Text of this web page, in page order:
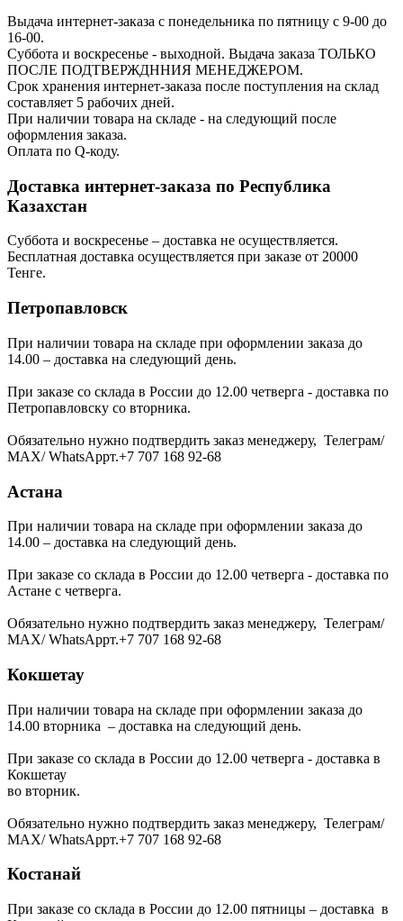
Выдача интернет-заказа с понедельника по пятницу с 9-00 до
16-00.
Суббота и воскресенье - выходной. Выдача заказа ТОЛЬКО
ПОСЛЕ ПОДТВЕРЖДННИЯ МЕНЕДЖЕРОМ.
Срок хранения интернет-заказа после поступления на склад
составляет 5 рабочих дней.
При наличии товара на складе - на следующий после
оформления заказа.
Оплата по Q-коду.
Доставка интернет-заказа по Республика
Казахстан
Суббота и воскресенье – доставка не осуществляется.
Бесплатная доставка осуществляется при заказе от 20000
Тенге.
Петропавловск
При наличии товара на складе при оформлении заказа до
14.00 – доставка на следующий день.
При заказе со склада в России до 12.00 четверга - доставка по
Петропавловску со вторника.
Обязательно нужно подтвердить заказ менеджеру, Телеграм/
МАХ/ WhatsAppт.+7 707 168 92-68
Астана
При наличии товара на складе при оформлении заказа до
14.00 – доставка на следующий день.
При заказе со склада в России до 12.00 четверга - доставка по
Астане с четверга.
Обязательно нужно подтвердить заказ менеджеру, Телеграм/
МАХ/ WhatsAppт.+7 707 168 92-68
Кокшетау
При наличии товара на складе при оформлении заказа до
14.00 вторника – доставка на следующий день.
При заказе со склада в России до 12.00 четверга - доставка в
Кокшетау
во вторник.
Обязательно нужно подтвердить заказ менеджеру, Телеграм/
МАХ/ WhatsAppт.+7 707 168 92-68
Костанай
При заказе со склада в России до 12.00 пятницы – доставка в